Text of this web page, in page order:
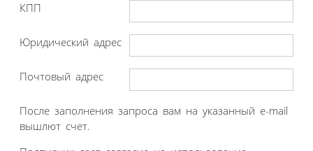
КПП
Юридический адрес
Почтовый адрес
После заполнения запроса вам на указанный e-mail
вышлют счет.